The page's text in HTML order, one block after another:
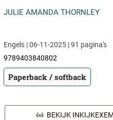
JULIE AMANDA THORNLEY
Engels | 06-11-2025 | 91 pagina's
9789403840802
Paperback / softback
BEKIJK